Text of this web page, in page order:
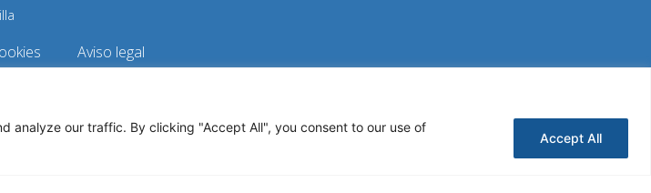
analyze our traffic. By clicking "Accept All", you consent to our use of
Accept All
Aviso legal